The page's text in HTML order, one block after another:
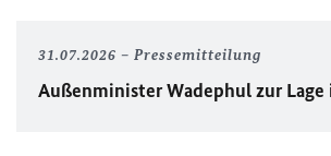
31.07.2026 Pressemitteilung
Außenminister Wadephul zur Lage